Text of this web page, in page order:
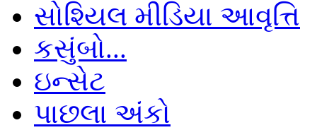
સોશ્યિલ મીડિયા આવૃત્તિ
કસુંબો...
ઇન્સેટ
પાછલા અંકો